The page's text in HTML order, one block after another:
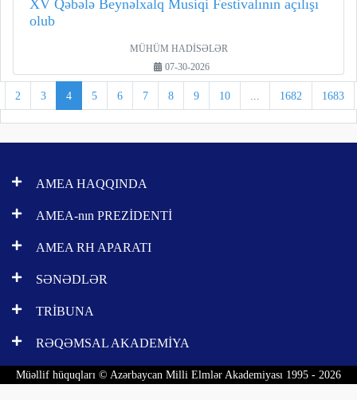
XV Qəbələ Beynəlxalq Musiqi Festivalının açılışı
olub
MÜHÜM HADİSƏLƏR
07-30-2026
2 3 4 5 6 7 8 9 10 ... 1682 1683
AMEA HAQQINDA
AMEA-nın PREZİDENTİ
AMEA RH APARATI
SƏNƏDLƏR
TRİBUNA
RƏQƏMSAL AKADEMİYA
Müəllif hüquqları © Azərbaycan Milli Elmlər Akademiyası 1995 - 2026